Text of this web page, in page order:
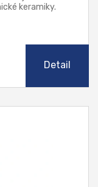
keramiky.
Detail